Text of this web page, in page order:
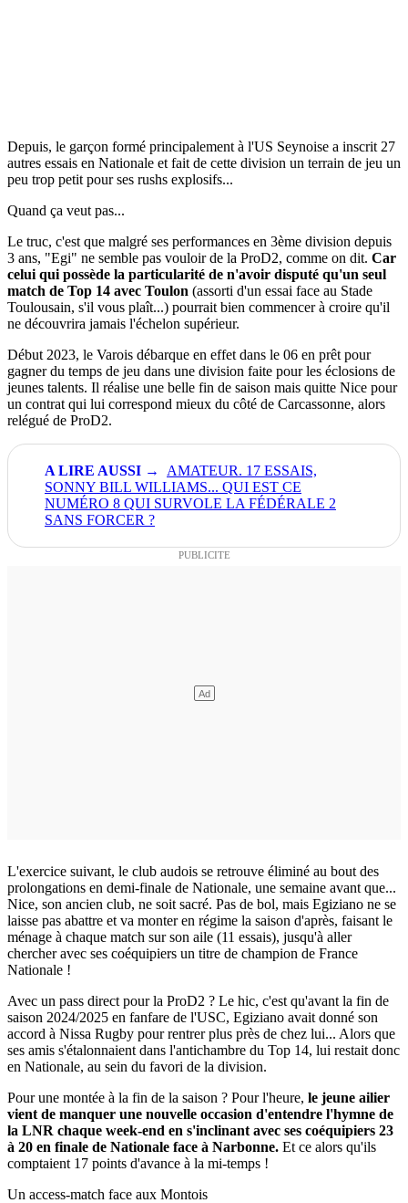
Depuis, le garçon formé principalement à l'US Seynoise a inscrit 27
autres essais en Nationale et fait de cette division un terrain de jeu un
peu trop petit pour ses rushs explosifs...
Quand ça veut pas...
Le truc, c'est que malgré ses performances en 3ème division depuis
3 ans, "Egi" ne semble pas vouloir de la ProD2, comme on dit. Car
celui qui possède la particularité de n'avoir disputé qu'un seul
match de Top 14 avec Toulon (assorti d'un essai face au Stade
Toulousain, s'il vous plaît...) pourrait bien commencer à croire qu'il
ne découvrira jamais l'échelon supérieur.
Début 2023, le Varois débarque en effet dans le 06 en prêt pour
gagner du temps de jeu dans une division faite pour les éclosions de
jeunes talents. Il réalise une belle fin de saison mais quitte Nice pour
un contrat qui lui correspond mieux du côté de Carcassonne, alors
relégué de ProD2.
AMATEUR. 17 ESSAIS,
SONNY BILL WILLIAMS... QUI EST CE
NUMÉRO 8 QUI SURVOLE LA FÉDÉRALE 2
SANS FORCER ?
L'exercice suivant, le club audois se retrouve éliminé au bout des
prolongations en demi-finale de Nationale, une semaine avant que...
Nice, son ancien club, ne soit sacré. Pas de bol, mais Egiziano ne se
laisse pas abattre et va monter en régime la saison d'après, faisant le
ménage à chaque match sur son aile (11 essais), jusqu'à aller
chercher avec ses coéquipiers un titre de champion de France
Nationale !
Avec un pass direct pour la ProD2 ? Le hic, c'est qu'avant la fin de
saison 2024/2025 en fanfare de l'USC, Egiziano avait donné son
accord à Nissa Rugby pour rentrer plus près de chez lui... Alors que
ses amis s'étalonnaient dans l'antichambre du Top 14, lui restait donc
en Nationale, au sein du favori de la division.
Pour une montée à la fin de la saison ? Pour l'heure, le jeune ailier
vient de manquer une nouvelle occasion d'entendre l'hymne de
la LNR chaque week-end en s'inclinant avec ses coéquipiers 23
à 20 en finale de Nationale face à Narbonne. Et ce alors qu'ils
comptaient 17 points d'avance à la mi-temps !
Un access-match face aux Montois